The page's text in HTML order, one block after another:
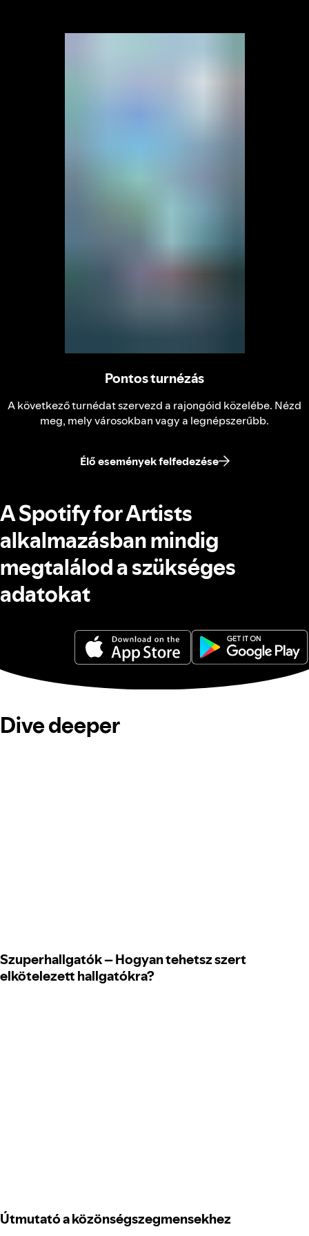
Pontos turnézás
A következő turnédat szervezd a rajongóid közelébe. Nézd
meg, mely városokban vagy a legnépszerűbb.
Élő események felfedezése
A Spotify for Artists
alkalmazásban mindig
megtalálod a szükséges
adatokat
Dive deeper
Szuperhallgatók – Hogyan tehetsz szert
elkötelezett hallgatókra?
Útmutató a közönségszegmensekhez